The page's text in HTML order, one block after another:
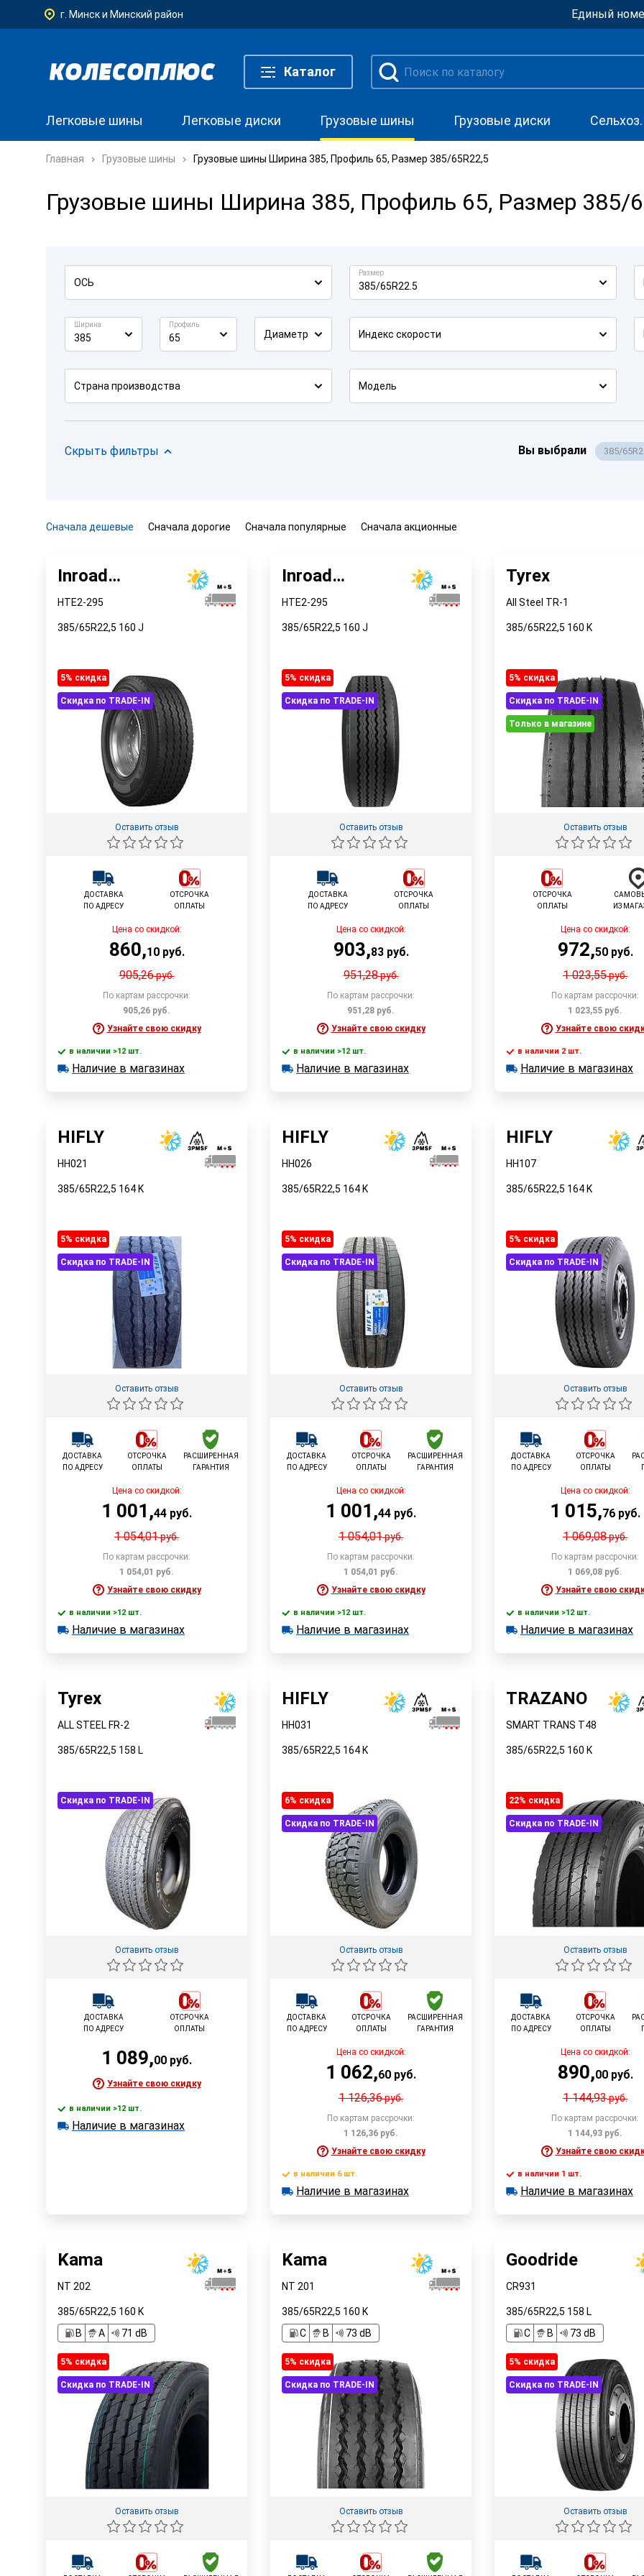
г. Минск и Минский район Единый
Каталог
Легковые шины Легковые диски Грузовые шины Грузовые диски
Главная Грузовые шины Грузовые шины Ширина 385, Профиль 65, Размер 385/65R22,5
Грузовые шины Ширина 385, Профиль 65, Размер 385/
ОСЬ
Размер
385/65R22.5
Ширина
385
Профиль
65 Диаметр Индекс скорости
Страна производства Модель
Скрыть фильтры Вы выбрали 385/
Сначала дешевые Сначала дорогие Сначала популярные Сначала акционные
Inroad
(Восстановленные)
HTE2-295
385/65R22,5 160 J
5% cкидка
Скидка по TRADE-IN
Оставить отзыв
ДОСТАВКА
ПО АДРЕСУ
ОТСРОЧКА
ОПЛАТЫ
Цена со скидкой:
860,10руб.
905,26руб.
По картам рассрочки:
905,26 руб.
Узнайте свою скидку
В корзину
в наличии >12 шт.
в наличии >12 шт.
Наличие в магазинах
Inroad
(Восстановленные)
HTE2-295
385/65R22,5 160 J
5% cкидка
Скидка по TRADE-IN
Оставить отзыв
ДОСТАВКА
ПО АДРЕСУ
ОТСРОЧКА
ОПЛАТЫ
Цена со скидкой:
903,83руб.
951,28руб.
По картам рассрочки:
951,28 руб.
Узнайте свою скидку
В корзину
в наличии >12 шт.
в наличии >12 шт.
Наличие в магазинах
Tyrex
All Steel TR-1
385/65R22,5 160 K
5% cкидка
Скидка по TRADE-IN
Только в магазине
Оставить отзыв
ОТСРОЧКА
ОПЛАТЫ
ИЗ
Цена со скидкой:
972,50руб.
1 023,55руб.
По картам рассрочки:
1 023,55 руб.
Узнайте свою
Быстрый заказ
в наличии 2 шт.
в наличии 2 шт.
Наличие в магазинах
HIFLY
HH021
385/65R22,5 164 K
5% cкидка
Скидка по TRADE-IN
Оставить отзыв
ДОСТАВКА
ПО АДРЕСУ
ОТСРОЧКА
ОПЛАТЫ
РАСШИРЕННАЯ
ГАРАНТИЯ
Цена со скидкой:
1 001 ,44 руб.
1 054,01руб.
По картам рассрочки:
1 054,01 руб.
Узнайте свою скидку
В корзину
в наличии >12 шт.
в наличии >12 шт.
Наличие в магазинах
HIFLY
HH026
385/65R22,5 164 K
5% cкидка
Скидка по TRADE-IN
Оставить отзыв
ДОСТАВКА
ПО АДРЕСУ
ОТСРОЧКА
ОПЛАТЫ
РАСШИРЕННАЯ
ГАРАНТИЯ
Цена со скидкой:
1 001 ,44 руб.
1 054,01руб.
По картам рассрочки:
1 054,01 руб.
Узнайте свою скидку
В корзину
в наличии >12 шт.
в наличии >12 шт.
Наличие в магазинах
HIFLY
HH107
385/65R22,5 164 K
5% cкидка
Скидка по TRADE-IN
Оставить отзыв
ДОСТАВКА
ПО АДРЕСУ
ОТСРОЧКА
ОПЛАТЫ
Цена со скидкой:
1 015,76 руб.
1 069,08руб.
По картам рассрочки:
1 069,08 руб.
Узнайте свою
В корзину
в наличии >12 шт.
в наличии >12 шт.
Наличие в магазинах
Tyrex
ALL STEEL FR-2
385/65R22,5 158 L
Скидка по TRADE-IN
Оставить отзыв
ДОСТАВКА
ПО АДРЕСУ
ОТСРОЧКА
ОПЛАТЫ
1 089,00 руб.
Узнайте свою скидку
В корзину
в наличии >12 шт.
в наличии >12 шт.
Наличие в магазинах
HIFLY
HH031
385/65R22,5 164 K
6% cкидка
Скидка по TRADE-IN
Оставить отзыв
ДОСТАВКА
ПО АДРЕСУ
ОТСРОЧКА
ОПЛАТЫ
РАСШИРЕННАЯ
ГАРАНТИЯ
Цена со скидкой:
1 062,60 руб.
1 126,36руб.
По картам рассрочки:
1 126,36 руб.
Узнайте свою скидку
В корзину
в наличии 6 шт.
в наличии 6 шт.
Наличие в магазинах
TRAZANO
SMART TRANS T48
385/65R22,5 160 K
22% cкидка
Скидка по TRADE-IN
Оставить отзыв
ДОСТАВКА
ПО АДРЕСУ
ОТСРОЧКА
ОПЛАТЫ
Цена со скидкой:
890,00руб.
1 144,93руб.
По картам рассрочки:
1 144,93 руб.
Узнайте свою
В корзину
в наличии 1 шт.
в наличии 1 шт.
Наличие в магазинах
Kama
NT 202
385/65R22,5 160 K
B
A 71 dB
5% cкидка
Скидка по TRADE-IN
Оставить отзыв
Kama
NT 201
385/65R22,5 160 K
C
B 73 dB
5% cкидка
Скидка по TRADE-IN
Оставить отзыв
Goodride
CR931
385/65R22,5 158 L
C
B 73 dB
5% cкидка
Скидка по TRADE-IN
Оставить отзыв